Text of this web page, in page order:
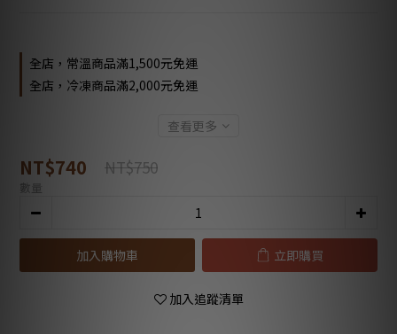
全店，常溫商品滿1,500元免運
全店，冷凍商品滿2,000元免運
查看更多
NT$740 NT$750
數量
加入購物車 立即購買
加入追蹤清單